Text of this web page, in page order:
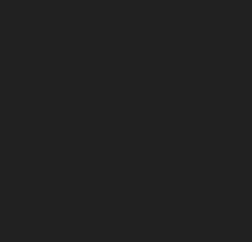
مردمی
کشور